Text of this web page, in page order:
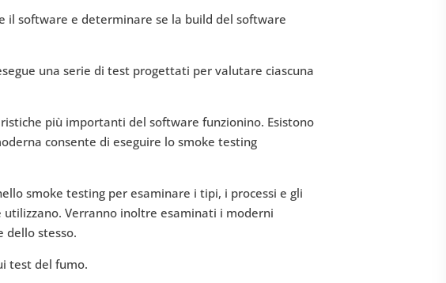
il software e determinare se la build del software
una serie di test progettati per valutare ciascuna
più importanti del software funzionino. Esistono
consente di eseguire lo smoke testing
smoke testing per esaminare i tipi, i processi e gli
Verranno inoltre esaminati i moderni
dello stesso.
test del fumo.